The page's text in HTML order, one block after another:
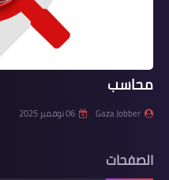
محاسب
Gaza Jobber 06 نوفمبر 2025
الصفحات